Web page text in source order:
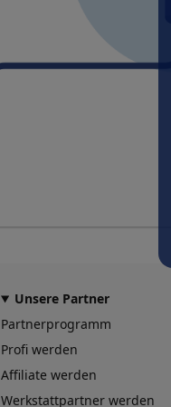
Unsere Partner
Partnerprogramm
Profi werden
Affiliate werden
Werkstattpartner werden